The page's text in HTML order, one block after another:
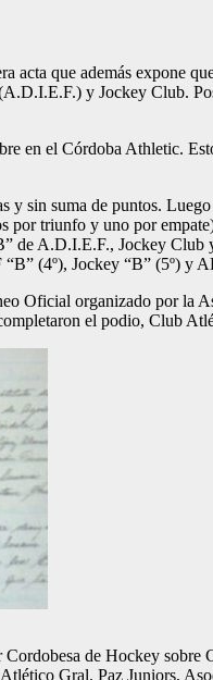
que además expone
y Jockey Club.
en el Córdoba Athletic.
sin suma de puntos.
por triunfo y uno por
de A.D.I.E.F., Jockey
(4º), Jockey “B” (5º) y
Oficial organizado por
el podio, Club
de Hockey sobre
Gral. Paz Juniors,